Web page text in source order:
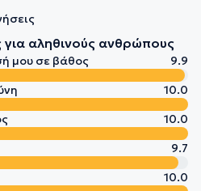
για αληθινούς ανθρώπους
μου σε βάθος
9.9
10.0
10.0
9.7
10.0